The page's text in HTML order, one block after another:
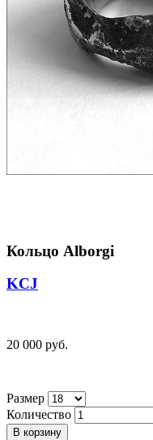
Кольцо Alborgi
KCJ
20 000 руб.
Размер
Количество
В корзину